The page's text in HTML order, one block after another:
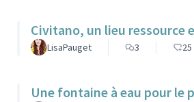
Civitano, un lieu ressource
LisaPauget 3 25
Une fontaine à eau pour le